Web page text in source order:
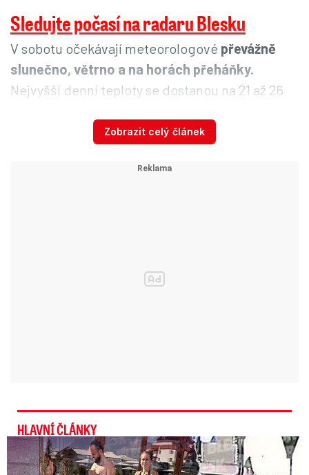
Sledujte počasí na radaru Blesku
V sobotu očekávají meteorologové převážně
slunečno, větrno a na horách přeháňky.
Nejvyšší denní teploty se dostanou na 21 až 26
přibude oblačnosti avečer se v severní
Zobrazit celý článek
HLAVNÍ ČLÁNKY
Exministryně s Havránkem dováděli v Polsku: První slova!